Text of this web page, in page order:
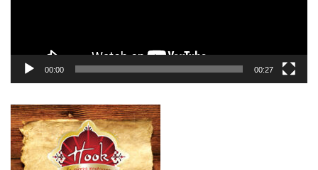
00:00 00:27